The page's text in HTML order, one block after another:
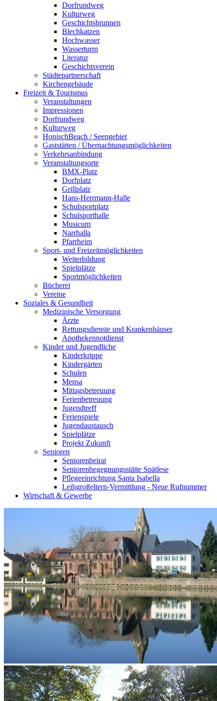
Dorfrundweg
Kulturweg
Geschichtsbrunnen
Blechkatzen
Hochwasser
Wasserturm
Literatur
Geschichtsverein
Städtepartnerschaft
Kirchengebäude
Freizeit & Tourismus
Veranstaltungen
Impressionen
Dorfrundweg
Kulturweg
HonischBeach / Seengebiet
Gaststätten / Übernachtungsmöglichkeiten
Verkehrsanbindung
Veranstaltungsorte
BMX-Platz
Dorfplatz
Grillplatz
Hans-Herrmann-Halle
Schulsportplatz
Schulsporthalle
Musicum
Narrhalla
Pfarrheim
Sport- und Freizeitmöglichkeiten
Weiterbildung
Spielplätze
Sportmöglichkeiten
Bücherei
Vereine
Soziales & Gesundheit
Medizinische Versorgung
Ärzte
Rettungsdienste und Krankenhäuser
Apothekennotdienst
Kinder und Jugendliche
Kinderkrippe
Kindergärten
Schulen
Mensa
Mittagsbetreuung
Ferienbetreuung
Jugendtreff
Ferienspiele
Jugendaustausch
Spielplätze
Projekt Zukunft
Senioren
Seniorenbeirat
Seniorenbegegnungsstätte Spätlese
Pflegeeinrichtung Santa Isabella
Leihgroßeltern-Vermittlung - Neue Rufnummer
Wirtschaft & Gewerbe